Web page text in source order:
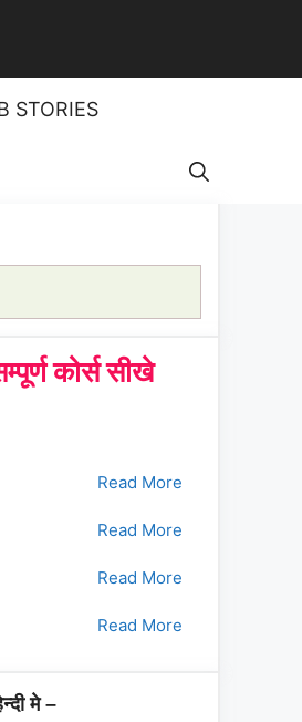
STORIES
कोर्स सीखे
Read More
Read More
Read More
Read More
मे –